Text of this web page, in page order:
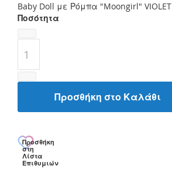
Baby Doll με Ρόμπα "Moongirl" VIOLET
Ποσότητα
Προσθήκη στο Καλάθι
Προσθήκη
στη
Λίστα
Επιθυμιών